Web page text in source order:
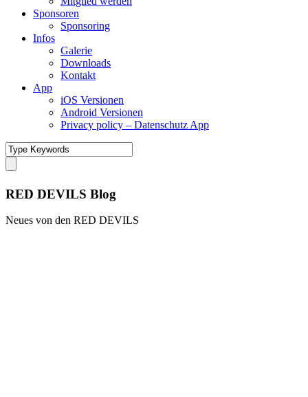
Sponsoren
Sponsoring
Infos
Galerie
Downloads
Kontakt
App
iOS Versionen
Android Versionen
Privacy policy – Datenschutz App
RED DEVILS Blog
Neues von den RED DEVILS